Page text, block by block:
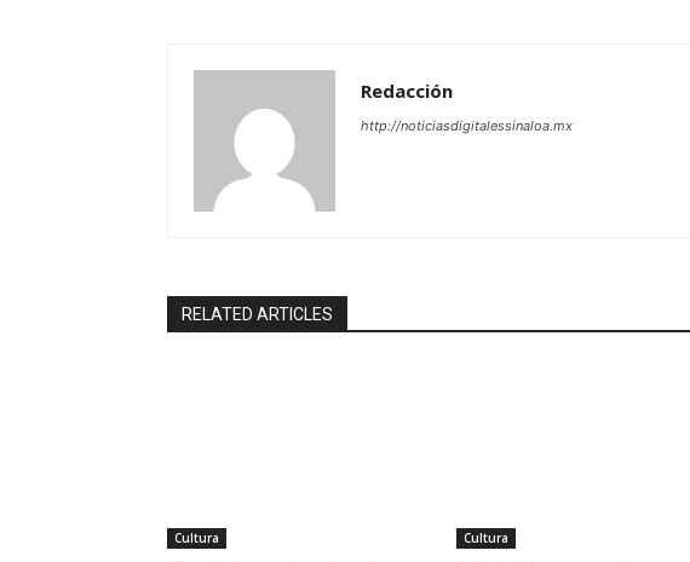
Redacción
http://noticiasdigitalessinaloa.mx
RELATED ARTICLES
Cultura Cultura